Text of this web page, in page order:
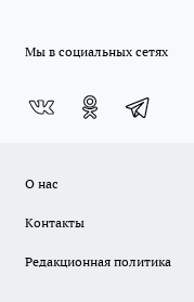
Мы в социальных сетях
О нас
Контакты
Редакционная политика